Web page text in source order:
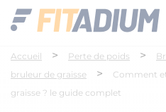
Accueil > Perte de poids >
bruleur de graisse
>
Comment
graisse ? le guide complet